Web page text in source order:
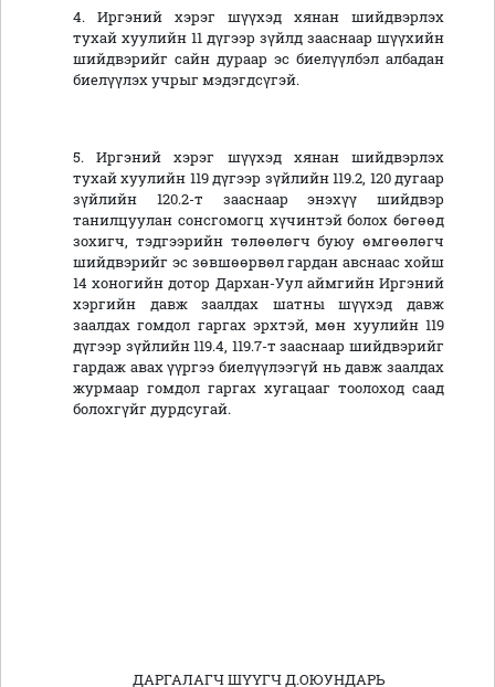
4. Иргэний хэрэг шүүхэд хянан шийдвэрлэх
тухай хуулийн 11 дүгээр зүйлд зааснаар шүүхийн
шийдвэрийг сайн дураар эс биелүүлбэл албадан
биелүүлэх учрыг мэдэгдсүгэй.
5. Иргэний хэрэг шүүхэд хянан шийдвэрлэх
тухай хуулийн 119 дүгээр зүйлийн 119.2, 120 дугаар
зүйлийн 120.2-т зааснаар энэхүү шийдвэр
танилцуулан сонсгомогц хүчинтэй болох бөгөөд
зохигч, тэдгээрийн төлөөлөгч буюу өмгөөлөгч
шийдвэрийг эс зөвшөөрвөл гардан авснаас хойш
14 хоногийн дотор Дархан-Уул аймгийн Иргэний
хэргийн давж заалдах шатны шүүхэд давж
заалдах гомдол гаргах эрхтэй, мөн хуулийн 119
дүгээр зүйлийн 119.4, 119.7-т зааснаар шийдвэрийг
гардаж авах үүргээ биелүүлээгүй нь давж заалдах
журмаар гомдол гаргах хугацааг тоолоход саад
болохгүйг дурдсугай.
ДАРГАЛАГЧ ШҮҮГЧ Д.ОЮУНДАРЬ